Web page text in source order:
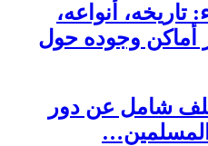
أنواعه،
أماكن وجوده حول
شامل عن دور